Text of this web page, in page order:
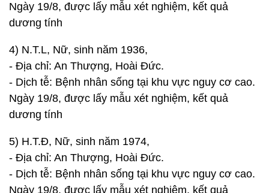
Ngày 19/8, được lấy mẫu xét nghiệm, kết quả
dương tính
4) N.T.L, Nữ, sinh năm 1936,
- Địa chỉ: An Thượng, Hoài Đức.
- Dịch tễ: Bệnh nhân sống tại khu vực nguy cơ cao.
Ngày 19/8, được lấy mẫu xét nghiệm, kết quả
dương tính
5) H.T.Đ, Nữ, sinh năm 1974,
- Địa chỉ: An Thượng, Hoài Đức.
- Dịch tễ: Bệnh nhân sống tại khu vực nguy cơ cao.
Ngày 19/8, được lấy mẫu xét nghiệm, kết quả